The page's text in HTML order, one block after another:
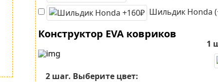
Шильдик Honda
Конструктор EVA ковриков
1
2 шаг. Выберите цвет: